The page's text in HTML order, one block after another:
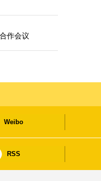
作会议
Weibo
RSS